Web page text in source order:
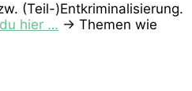
(Teil-)Entkriminalisierung.
du hier … -> Themen wie